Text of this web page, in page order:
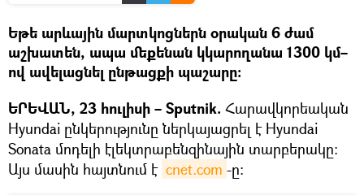
Եթե արևային մարտկոցներն օրական 6 ժամ
աշխատեն, ապա մեքենան կկարողանա 1300 կմ–
ով ավելացնել ընթացքի պաշարը։
ԵՐԵՎԱՆ, 23 հուլիսի – Sputnik. Հարավկորեական
Hyundai ընկերությունը ներկայացրել է Hyundai
Sonata մոդելի էլեկտրաբենզինային տարբերակը։
Այս մասին հայտնում է cnet.com -ը։